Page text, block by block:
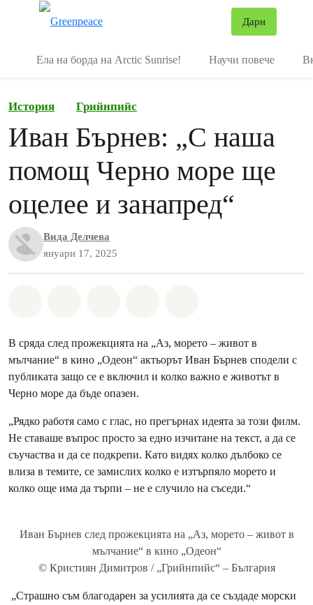
Дари
Ела на борда на Arctic Sunrise! Научи повече
История Грийнпийс
Иван Бърнев: „С наша
помощ Черно море ще
оцелее и занапред“
Вида Делчева
януари 17, 2025
В сряда след прожекцията на „Аз, морето – живот в
мълчание“ в кино „Одеон“ актьорът Иван Бърнев сподели с
публиката защо се е включил и колко важно е животът в
Черно море да бъде опазен.
„Рядко работя само с глас, но прегърнах идеята за този филм.
Не ставаше въпрос просто за едно изчитане на текст, а да се
съучаства и да се подкрепи. Като видях колко дълбоко се
влиза в темите, се замислих колко е изтърпяло морето и
колко още има да търпи – не е случило на съседи.“
Иван Бърнев след прожекцията на „Аз, морето – живот в
мълчание“ в кино „Одеон“
© Кристиян Димитров / „Грийнпийс“ – България
„Страшно съм благодарен за усилията да се създаде морски